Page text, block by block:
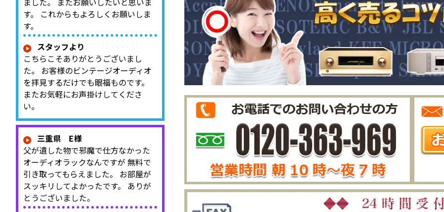
す。 これからもよろしくお願いしま
す。
スタッフより
こちらこそありがとうございまし
た。 お客様のビンテージオーディオ
を拝見するだけでも眼福ものです。
またお気軽にお声掛けしてくださ
い。
三重県 E様
父が遺した物で邪魔で仕方なかった
オーディオラックなんですが 無料で
引き取ってもらえました。 お部屋が
スッキリしてよかったです。 ありが
とうございました。